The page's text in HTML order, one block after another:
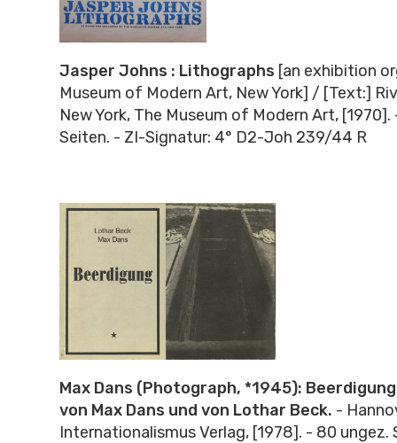
Jasper Johns : Lithographs [an exhibition
Museum of Modern Art, New York] / [Text:]
New York, The Museum of Modern Art,
Seiten. - ZI-Signatur: 4° D2-Joh 239/44 R
Max Dans (Photograph, *1945):
von Max Dans und von Lothar Beck. -
Internationalismus Verlag, [1978]. - 80 ungez.